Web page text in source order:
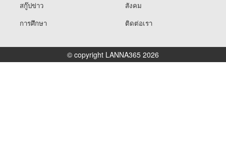
สกู๊ปข่าว
สังคม
การศึกษา
ติดต่อเรา
© copyright LANNA365 2026